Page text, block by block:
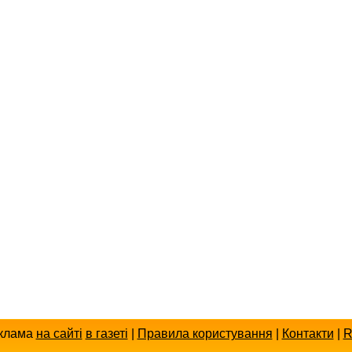
на сайті в газеті Правила користування Контакти